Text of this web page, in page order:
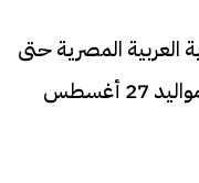
المصرية حتى
الآن حيث تمارس أعمالها، وهي من مواليد 27 أغسطس